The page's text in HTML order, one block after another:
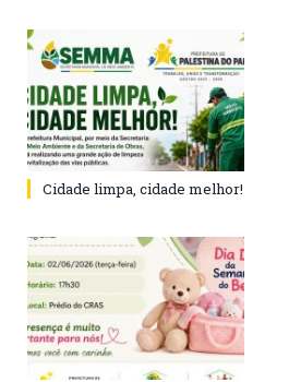
Cidade limpa, cidade melhor!